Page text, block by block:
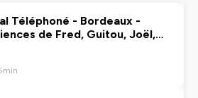
Téléphoné - Bordeaux -
de Fred, Guitou, Joël,